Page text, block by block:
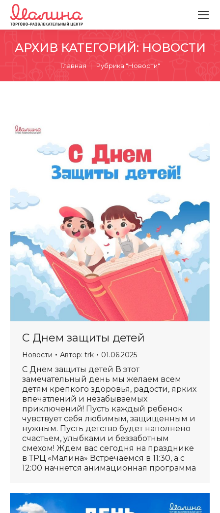
АРХИВ КАТЕГОРИЙ: НОВОСТИ
Вы здесь:
Главная Рубрика "Новости"
С Днем защиты детей
Новости Автор: trk 01.06.2025
С Днем защиты детей В этот
замечательный день мы желаем всем
детям крепкого здоровья, радости, ярких
впечатлений и незабываемых
приключений! Пусть каждый ребенок
чувствует себя любимым, защищенным и
нужным. Пусть детство будет наполнено
счастьем, улыбками и беззаботным
смехом! Ждем вас сегодня на празднике
в ТРЦ «Малина» Встречаемся в 11:30, а с
12:00 начнется анимационная программа